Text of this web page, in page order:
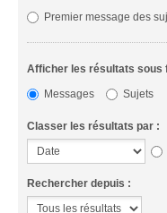
Premier message des
Afficher les résultats sous
Messages
Sujets
Classer les résultats par :
Rechercher depuis :